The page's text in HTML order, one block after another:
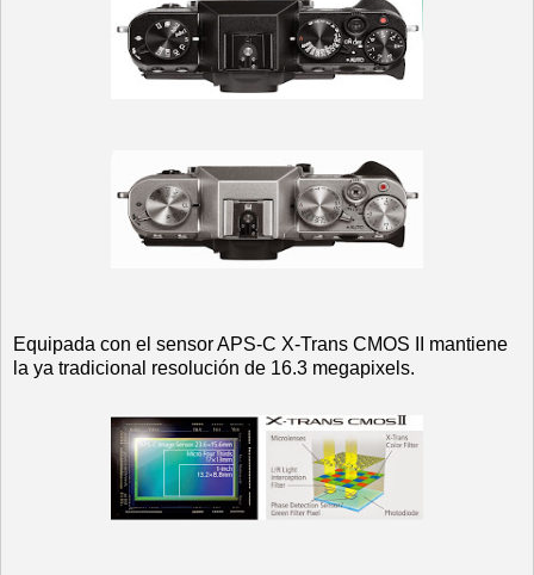
Equipada con el sensor APS-C X-Trans CMOS II mantiene
la ya tradicional resolución de 16.3 megapixels.